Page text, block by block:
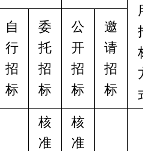
用
招
标
方
式
自
行
招
标
委
托
招
标
公
开
招
标
邀
请
招
标
核
准
核
准